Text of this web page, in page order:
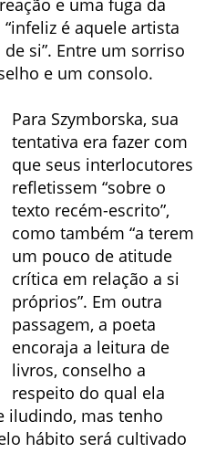
e uma fuga da
é aquele artista
si”. Entre um sorriso
e um consolo.
Para Szymborska, sua
tentativa era fazer com
que seus interlocutores
refletissem “sobre o
texto recém-escrito”,
como também “a terem
um pouco de atitude
crítica em relação a si
próprios”. Em outra
passagem, a poeta
encoraja a leitura de
livros, conselho a
respeito do qual ela
iludindo, mas tenho
hábito será cultivado